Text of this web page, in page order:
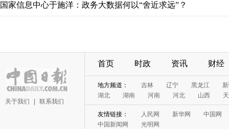
国家信息中心于施洋：政务大数据何以“舍近求远”？
关于我们 联系我们
首页 时政 资讯 财经
地方频道： 吉林 辽宁 黑龙江
湖北
湖南 河南 河北 山西
友情链接： 人民网 新华网
中国网
中国新闻网
光明网